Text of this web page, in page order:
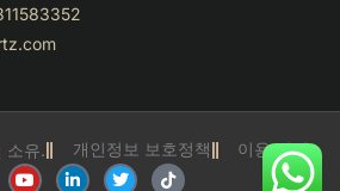
소유. 개인정보 보호정책
이용 약관
유 링 트 틱